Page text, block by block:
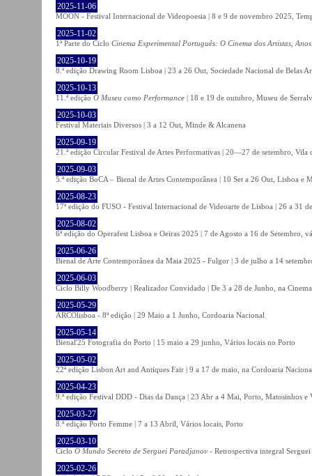
2025-11-06
MOON - Festival Internacional de Videopoesia | 8 e 9 de novembro 2025,
2025-11-02
1ª Parte do Ciclo Cinema Experimental Português: O Cinema dos Artistas,
2025-10-19
8.ª edição Drawing Room Lisboa | 23 a 26 Out, Sociedade Nacional de Belas
2025-10-13
11.ª edição O Museu como Performance | 18 e 19 de outubro, Museu de
2025-10-03
Festival Materiais Diversos | 3 a 12 Out, Minde & Alcanena
2025-09-19
21.ª edição Circular Festival de Artes Performativas | 20—27 de setembro, Vila
2025-09-03
5.ª edição BoCA – Bienal de Artes Contemporânea | 10 Set a 26 Out, Lisboa e
2025-08-23
17ª edição do FUSO - Festival Internacional de Videoarte de Lisboa | 26 a 31
2025-08-02
6ª edição do Operafest Lisboa e Oeiras 2025 | 7 de Agosto a 16 de Setembro,
2025-06-26
Bienal de Arte Contemporânea da Maia 2025 - Fulgor | 3 de julho a 14
2025-06-03
Ciclo Billy Woodberry | Realizador Convidado | De 3 a 28 de Junho, na
2025-05-29
ARCOlisboa - 8ª edição | 29 Maio a 1 Junho, Cordoaria Nacional
2025-05-14
Bienal'25 Fotografia do Porto | 15 maio a 29 junho, Vários locais no Porto
2025-05-02
22ª edição Lisbon Art and Antiques Fair | 9 a 17 de maio, na Cordoaria
2025-04-23
9.ª edição Festival DDD - Dias da Dança | 23 Abr a 4 Mai, Porto, Matosinhos e
2025-03-27
8.ª edição Porto Femme | 7 a 13 Abril, Vários locais, Porto
2025-03-10
Ciclo O Mundo Secreto de Serguei Paradjanov - Retrospectiva integral
2025-02-26